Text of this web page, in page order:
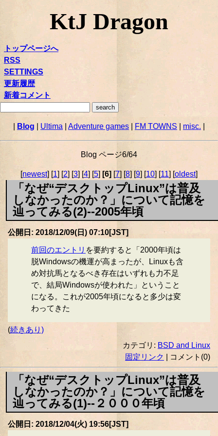
KtJ Dragon
トップページへ
RSS
SETTINGS
更新履歴
新着コメント
Blog Ultima Adventure games FM TOWNS| misc.
Blog ページ6/64
[newest] [1] [2] [3] [4] [5] [6] [7] [8] [9] [10] [11] [oldest]
「なぜ“デスクトップLinux”は普及
しなかったのか？」について記憶を
辿ってみる(2)--2005年頃
公開日: 2018/12/09(日) 07:10[JST]
前回のエントリ を要約すると「2000年頃は
脱Windowsの機運が高まったが、Linuxも含
め対抗馬となるべき存在はいずれも力不足
で、結局Windowsが使われた」ということ
になる。これが2005年頃になると多少は変
わってきた
(続きあり)
カテゴリ: BSD and Linux
固定リンク
| コメント(0)
「なぜ“デスクトップLinux”は普及
しなかったのか？」について記憶を
辿ってみる(1)--２０００年頃
公開日: 2018/12/04(火) 19:56[JST]